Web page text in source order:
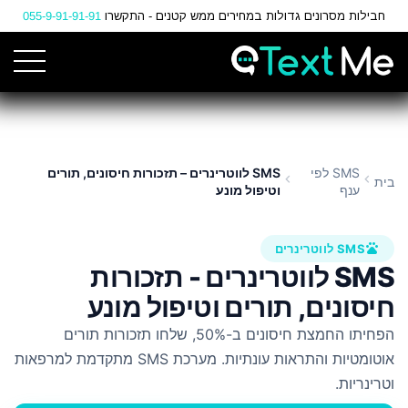
Skip
to
Content
חבילות מסרונים גדולות במחירים ממש קטנים - התקשרו 055-9-91-91-91
בית chevron_left
SMS לפי
ענף
chevron_left
SMS לווטרינרים – תזכורות חיסונים, תורים
וטיפול מונע
petsSMS לווטרינרים
SMS לווטרינרים - תזכורות
חיסונים, תורים וטיפול מונע
הפחיתו החמצת חיסונים ב-50%, שלחו תזכורות תורים
אוטומטיות והתראות עונתיות. מערכת SMS מתקדמת למרפאות
וטרינריות.